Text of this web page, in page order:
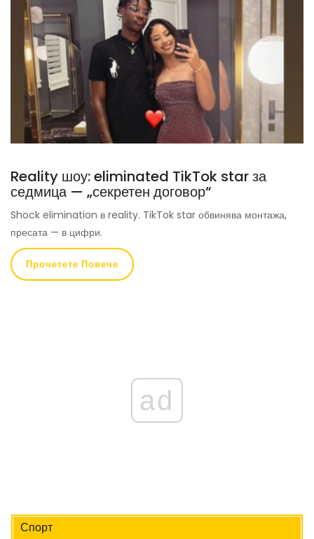
Reality шоу: eliminated TikTok star за
седмица — „секретен договор“
Shock elimination в reality. TikTok star обвинява монтажа,
пресата — в цифри.
Прочетете Повече
ad
Спорт